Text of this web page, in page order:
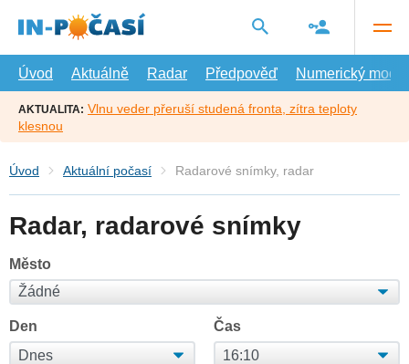
hlavní
Úvod
Aktuálně Radar Předpověď Numerický model
AKTUALITA: Vlnu veder přeruší studená fronta, zítra teploty
klesnou
Úvod Aktuální počasí Radarové snímky, radar
Radar, radarové snímky
Město
Den Čas